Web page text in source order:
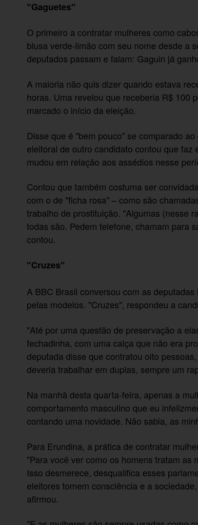
"Gaguetes"
O primeiro a contratar mulheres como
blusa verde-limão com seu nome desde a
deputados passam e falam: Gaguin já
A maioria não quis dizer quando estava
horas. Uma revelou que receberia R$ 100
marcado o início da eleição.
Disse que é "bem pouco" se comparado
eleitoral de outro candidato contou que
mudou em relação aos assédios nesse
Contou que também costuma ser
com o de "ficha rosa" – como são
trabalho de prostituição. "Algumas (nesse
todas são. Pedem telefone, chamam para
contou.
"Cruzes"
A BBC Brasil conversou com as
pelas modelos. "Cruzes", respondeu a
"Até por uma questão de preservação a
fechadinha, com uma calça que não era
deputada disse que contratou oito
deveria trabalhar em duplas, sempre um
Na manhã desta quarta-feira, apenas a
comportamento masculino que eu
contando uma novidade. Não sabia, as
Para Erundina, a prática de contratar
"Para você ver como os homens tratam as
Isso desmerece, desqualifica esses
eleitores tomem consciência e a
afirmou.